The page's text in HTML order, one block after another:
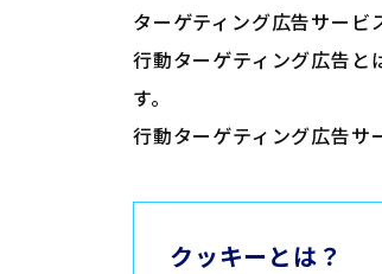
ターゲティング広告サービ
行動ターゲティング広告
す。
行動ターゲティング広告サ
クッキーとは？